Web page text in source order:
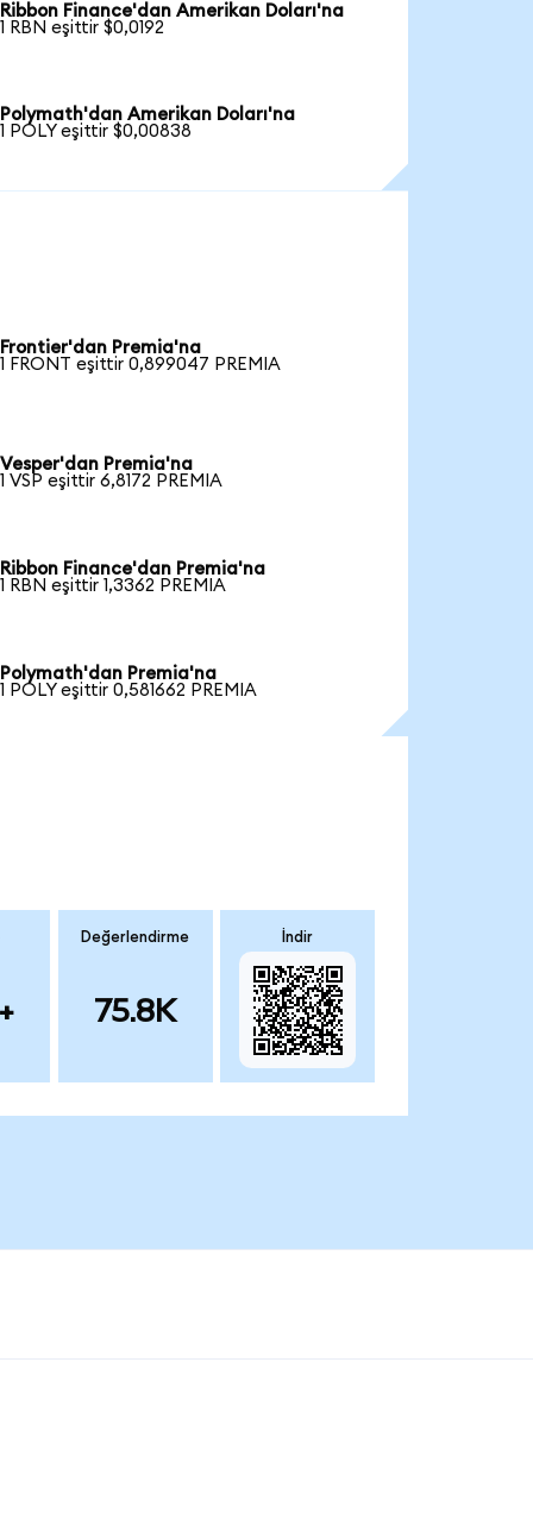
Ribbon Finance'dan Amerikan Doları'na
1 RBN eşittir $0,0192
Polymath'dan Amerikan Doları'na
1 POLY eşittir $0,00838
Frontier'dan Premia'na
1 FRONT eşittir 0,899047 PREMIA
Vesper'dan Premia'na
1 VSP eşittir 6,8172 PREMIA
Ribbon Finance'dan Premia'na
1 RBN eşittir 1,3362 PREMIA
Polymath'dan Premia'na
1 POLY eşittir 0,581662 PREMIA
Değerlendirme
75.8K
İndir